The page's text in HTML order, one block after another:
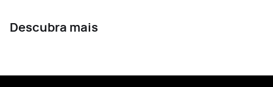
Descubra mais